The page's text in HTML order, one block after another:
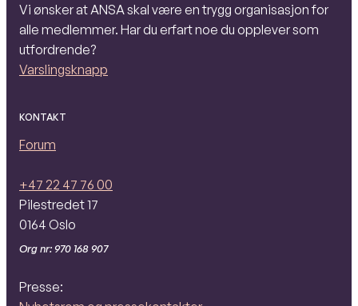
Vi ønsker at ANSA skal være en trygg organisasjon for
alle medlemmer. Har du erfart noe du opplever som
utfordrende?
Varslingsknapp
KONTAKT
Forum
+47 22 47 76 00
Pilestredet 17
0164 Oslo
Org nr: 970 168 907
Presse: